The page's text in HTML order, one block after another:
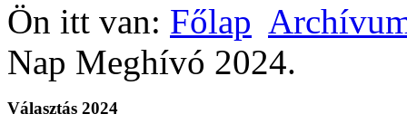
Ön itt van: Főlap
Nap Meghívó 2024.
Választás 2024